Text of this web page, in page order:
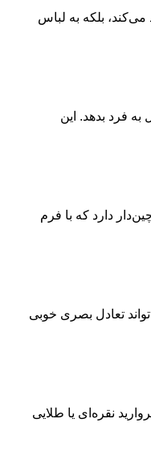
بلکه به لباس
فرد بدهد. این
دارد که با فرم
تعادل بصری خوبی
نقره‌ای یا طلایی